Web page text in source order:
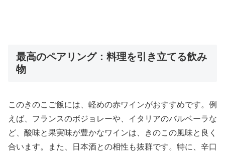
最高のペアリング：料理を引き立てる飲み
物
このきのこご飯には、軽めの赤ワインがおすすめです。例
えば、フランスのボジョレーや、イタリアのバルベーラな
ど、酸味と果実味が豊かなワインは、きのこの風味と良く
合います。また、日本酒との相性も抜群です。特に、辛口